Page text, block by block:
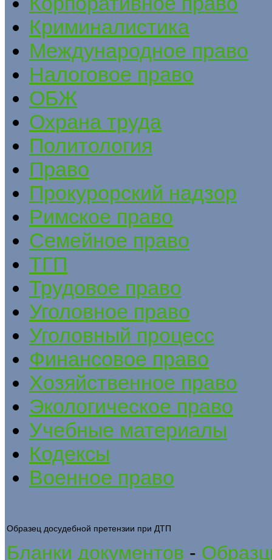
Криминалистика
Международное право
Налоговое право
ОБЖ
Охрана труда
Политология
Право
Прокурорский надзор
Римское право
Семейное право
ТГП
Трудовое право
Уголовное право
Уголовный процесс
Финансовое право
Хозяйственное право
Экологическое право
Учебные материалы
Кодексы
Военное право
Образец досудебной претензии при ДТП
Бланки документов -